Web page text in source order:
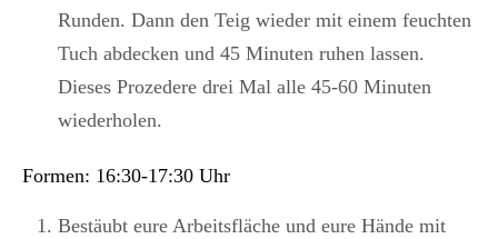
Runden. Dann den Teig wieder mit einem feuchten
Tuch abdecken und 45 Minuten ruhen lassen.
Dieses Prozedere drei Mal alle 45-60 Minuten
wiederholen.
Formen: 16:30-17:30 Uhr
Bestäubt eure Arbeitsfläche und eure Hände mit